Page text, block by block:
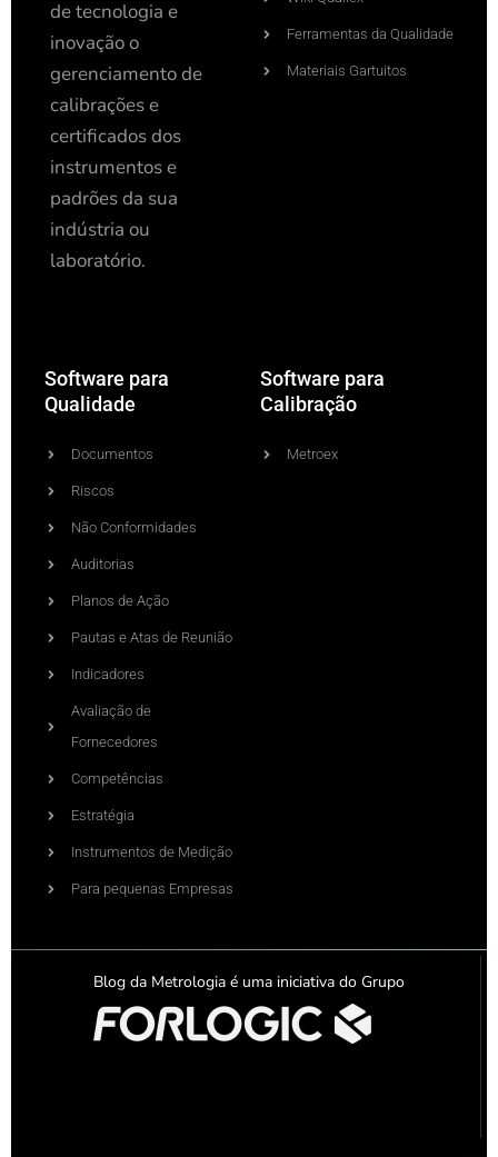
de tecnologia e
inovação o
gerenciamento de
calibrações e
certificados dos
instrumentos e
padrões da sua
indústria ou
laboratório.
Ferramentas da Qualidade
Materiais Gartuitos
Software para
Qualidade
Documentos
Riscos
Não Conformidades
Auditorias
Planos de Ação
Pautas e Atas de Reunião
Indicadores
Avaliação de
Fornecedores
Competências
Estratégia
Instrumentos de Medição
Para pequenas Empresas
Software para
Calibração
Metroex
Blog da Metrologia é uma iniciativa do Grupo